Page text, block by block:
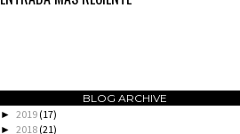
BLOG ARCHIVE
► 2019 (17)
► 2018 (21)